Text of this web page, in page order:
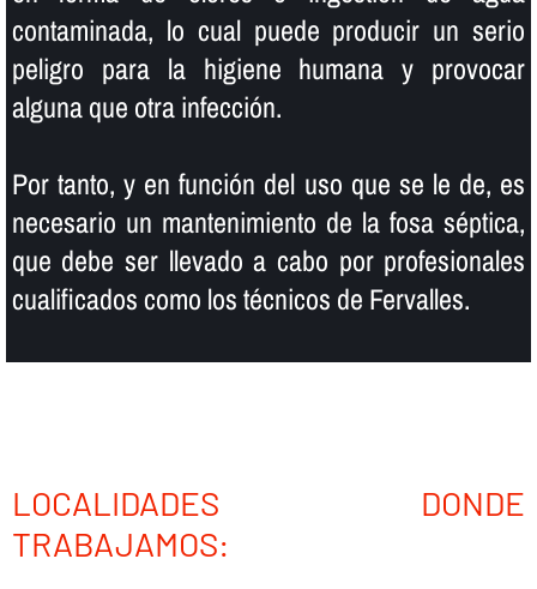
contaminada, lo cual puede producir un serio
peligro para la higiene humana y provocar
alguna que otra infección.
Por tanto, y en función del uso que se le de, es
necesario un mantenimiento de la fosa séptica,
que debe ser llevado a cabo por profesionales
cualificados como los técnicos de Fervalles.
LOCALIDADES DONDE
TRABAJAMOS: